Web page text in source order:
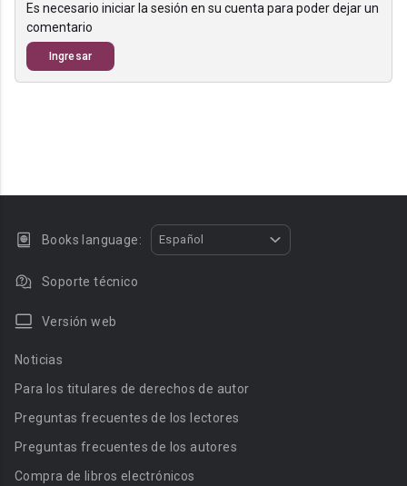
Es necesario iniciar la sesión en su cuenta para poder dejar un
comentario
Ingresar
Books language: Español
Soporte técnico
Versión web
Noticias
Para los titulares de derechos de autor
Preguntas frecuentes de los lectores
Preguntas frecuentes de los autores
Compra de libros electrónicos